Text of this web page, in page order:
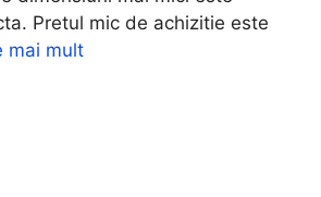
Pretul mic de achizitie este
mai mult